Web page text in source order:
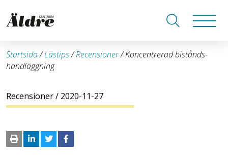
Startsida/Lästips/Recensioner/Koncentrerad bistånds­
handläggning
Recensioner/ 2020-11-27